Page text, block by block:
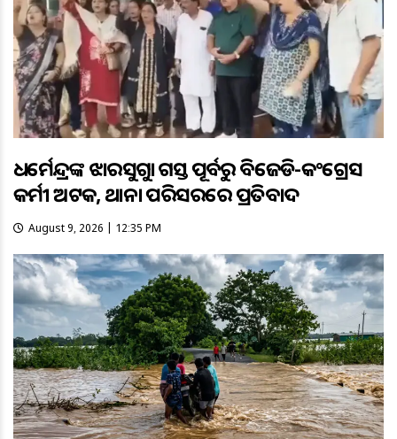
ଧର୍ମେନ୍ଦ୍ରଙ୍କ ଝାରସୁଗୁଡ଼ା ଗସ୍ତ ପୂର୍ବରୁ ବିଜେଡି-କଂଗ୍ରେସ
କର୍ମୀ ଅଟକ, ଥାନା ପରିସରରେ ପ୍ରତିବାଦ
August 9, 2026 | 12:35 PM